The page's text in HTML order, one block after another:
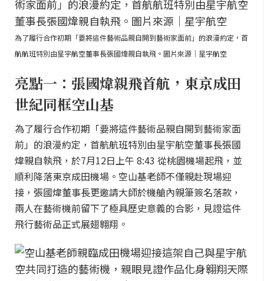
為了履行合作初期「要將這件藝術品親自開到藝術家面前」的浪漫約定，首
航航班特別由星宇航空董事長張國煒親自執飛。圖片來源｜星宇航空
亮點一：張國煒親飛首航，東京成田
世紀同框空山基
為了履行合作初期「要將這件藝術品親自開到藝術家面
前」的浪漫約定，首航航班特別由星宇航空董事長張國
煒親自執飛，於7月12日上午 8:43 從桃園機場起飛，並
順利降落東京成田機場。空山基老師不僅親赴現場迎
接，張國煒董事長更邀請大師於機艙內親筆簽名落款，
兩人在藝術機前留下了極具歷史意義的合影，見證這件
飛行藝術品正式展翅翱翔。